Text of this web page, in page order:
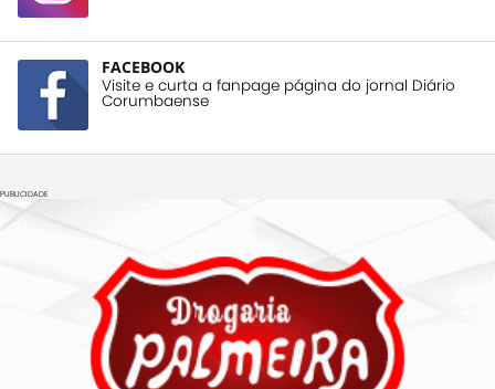
FACEBOOK
Visite e curta a fanpage página do jornal Diário
Corumbaense
PUBLICIDADE